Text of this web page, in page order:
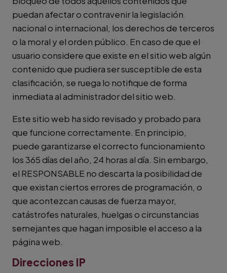
puedan afectar o contravenir la legislación
nacional o internacional, los derechos de terceros
o la moral y el orden público. En caso de que el
usuario considere que existe en el sitio web algún
contenido que pudiera ser susceptible de esta
clasificación, se ruega lo notifique de forma
inmediata al administrador del sitio web.
Este sitio web ha sido revisado y probado para
que funcione correctamente. En principio,
puede garantizarse el correcto funcionamiento
los 365 días del año, 24 horas al día. Sin embargo,
el RESPONSABLE no descarta la posibilidad de
que existan ciertos errores de programación, o
que acontezcan causas de fuerza mayor,
catástrofes naturales, huelgas o circunstancias
semejantes que hagan imposible el acceso a la
página web.
Direcciones IP